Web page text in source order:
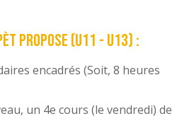
propose (U11 - U13) :
encadrés (Soit, 8 heures
un 4e cours (le vendredi) de